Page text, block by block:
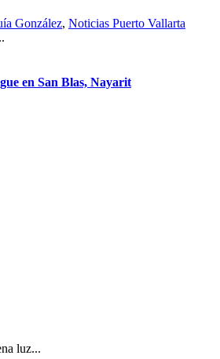
González, Noticias Puerto Vallarta
en San Blas, Nayarit
luz...